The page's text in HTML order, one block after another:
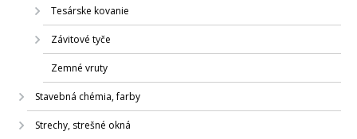
Tesárske kovanie
Závitové tyče
Zemné vruty
Stavebná chémia, farby
Strechy, strešné okná